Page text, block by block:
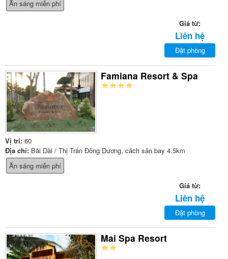
Ăn sáng miễn phí
Giá từ:
Liên hệ
Đặt phòng
Famiana Resort & Spa
Vị trí: 60
Địa chỉ: Bãi Dài / Thị Trấn Đông Dương, cách sân bay 4.5km
Ăn sáng miễn phí
Giá từ:
Liên hệ
Đặt phòng
Mai Spa Resort